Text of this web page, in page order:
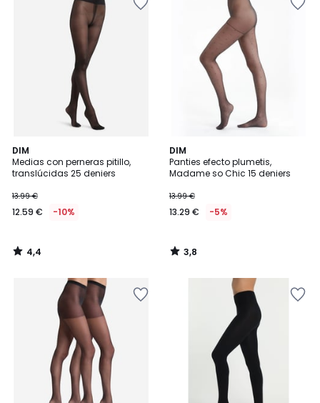
DIM
Medias con perneras pitillo,
translúcidas 25 deniers
13.99 €
12.59 € -10%
4,4
/ 5
4,4
/
DIM
Panties efecto plumetis,
Madame so Chic 15 deniers
13.99 €
13.29 € -5%
3,8
/ 5
3,8
/